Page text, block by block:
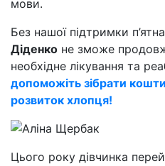
мови.
Без нашої підтримки
Діденко не зможе
необхідне лікування та
допоможіть зібрати
розвиток хлопця!
Цього року дівчинка